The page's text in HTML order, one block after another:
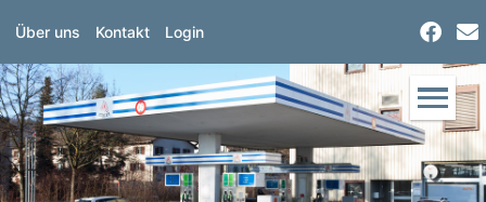
Über uns Kontakt Login